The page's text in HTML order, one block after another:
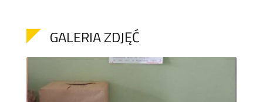
GALERIA ZDJĘĆ